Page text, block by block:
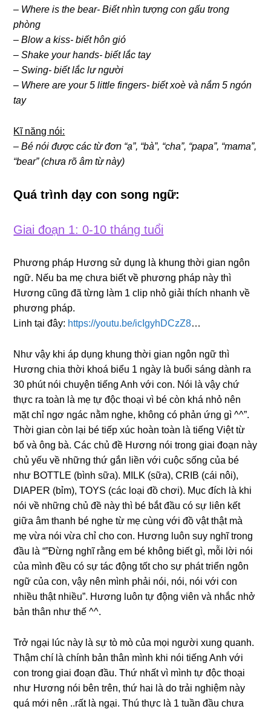
– Where is the bear- Biết nhìn tượng con gấu trong
phòng
– Blow a kiss- biết hôn gió
– Shake your hands- biết lắc tay
– Swing- biết lắc lư người
– Where are your 5 little fingers- biết xoè và nắm 5 ngón
tay
Kĩ năng nói:
– Bé nói được các từ đơn “ạ”, “bà”, “cha”, “papa”, “mama”,
“bear” (chưa rõ âm từ này)
Quá trình dạy con song ngữ:
Giai đoạn 1: 0-10 tháng tuổi
Phương pháp Hương sử dụng là khung thời gian ngôn
ngữ. Nếu ba mẹ chưa biết về phương pháp này thì
Hương cũng đã từng làm 1 clip nhỏ giải thích nhanh về
phương pháp.
Linh tại đây: https://youtu.be/icIgyhDCzZ8…
Như vậy khi áp dụng khung thời gian ngôn ngữ thì
Hương chia thời khoá biểu 1 ngày là buổi sáng dành ra
30 phút nói chuyện tiếng Anh với con. Nói là vậy chứ
thực ra toàn là mẹ tự độc thoại vì bé còn khá nhỏ nên
mặt chỉ ngơ ngác nằm nghe, không có phản ứng gì ^^”.
Thời gian còn lại bé tiếp xúc hoàn toàn là tiếng Việt từ
bố và ông bà. Các chủ đề Hương nói trong giai đoạn này
chủ yếu về những thứ gắn liền với cuộc sống của bé
như BOTTLE (bình sữa). MILK (sữa), CRIB (cái nôi),
DIAPER (bỉm), TOYS (các loại đồ chơi). Mục đích là khi
nói về những chủ đề này thì bé bắt đầu có sự liên kết
giữa âm thanh bé nghe từ mẹ cùng với đồ vật thật mà
mẹ vừa nói vừa chỉ cho con. Hương luôn suy nghĩ trong
đầu là “”Đừng nghĩ rằng em bé không biết gì, mỗi lời nói
của mình đều có sự tác động tốt cho sự phát triển ngôn
ngữ của con, vậy nên mình phải nói, nói, nói với con
nhiều thật nhiều”. Hương luôn tự động viên và nhắc nhở
bản thân như thế ^^.
Trở ngại lúc này là sự tò mò của mọi người xung quanh.
Thậm chí là chính bản thân mình khi nói tiếng Anh với
con trong giai đoạn đầu. Thứ nhất vì mình tự độc thoại
như Hương nói bên trên, thứ hai là do trải nghiệm này
quá mới nên ..rất là ngại. Thú thực là 1 tuần đầu chưa